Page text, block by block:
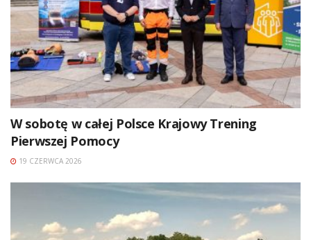
W sobotę w całej Polsce Krajowy Trening
Pierwszej Pomocy
19 CZERWCA 2026